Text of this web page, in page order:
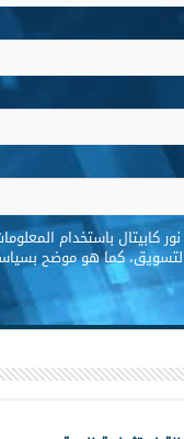
كابيتال باستخدام
كما هو موضح